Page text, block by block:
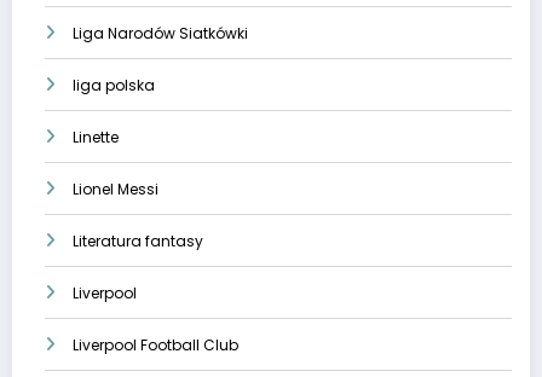
Liga Narodów Siatkówki
liga polska
Linette
Lionel Messi
Literatura fantasy
Liverpool
Liverpool Football Club